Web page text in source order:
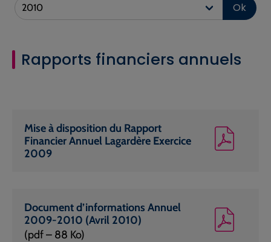
Ok
Rapports financiers annuels
Mise à disposition du Rapport
Financier Annuel Lagardère Exercice
2009
Document d’informations Annuel
2009-2010 (Avril 2010)
(pdf – 88 Ko)